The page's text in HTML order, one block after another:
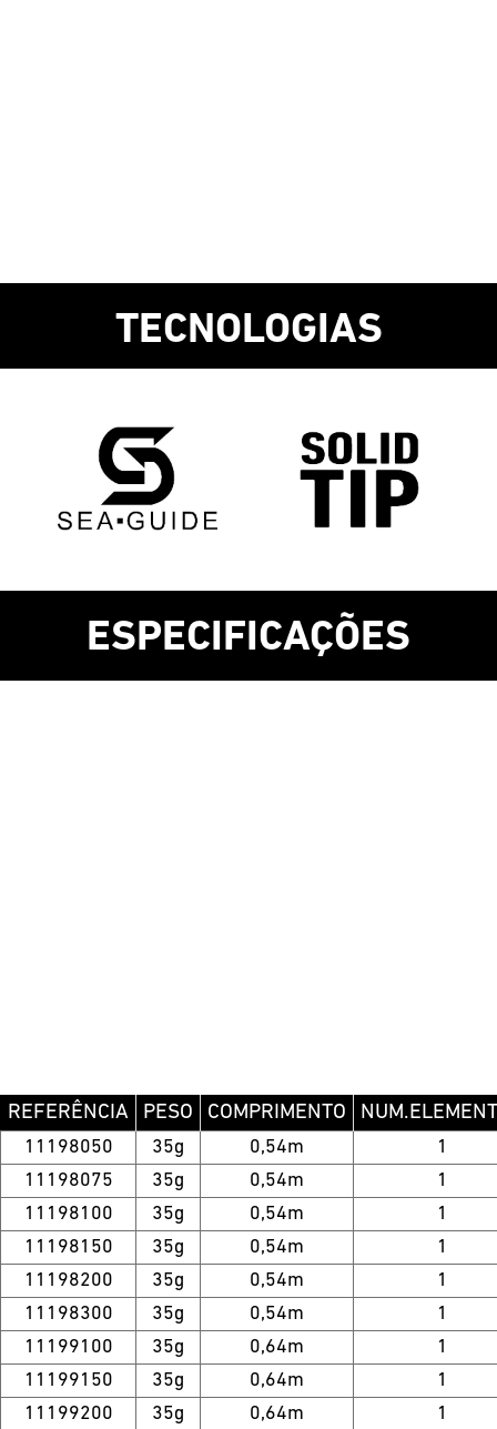
TECNOLOGIAS
ESPECIFICAÇÕES
REFERÊNCIA PESO COMPRIMENTO
11198050 35g 0,54m
1
11198075
35g 0,54m
1
11198100
35g 0,54m
1
11198150
35g 0,54m
1
11198200
35g 0,54m
1
11198300
35g 0,54m
1
11199100
35g 0,64m
1
11199150
35g 0,64m
1
11199200
35g 0,64m
1